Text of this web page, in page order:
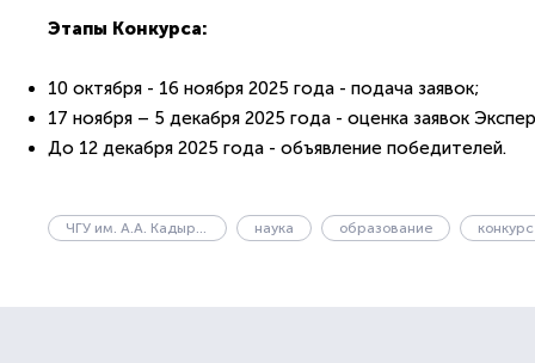
Этапы Конкурса:
10 октября - 16 ноября 2025 года - подача заявок;
17 ноября – 5 декабря 2025 года - оценка заявок
До 12 декабря 2025 года - объявление победителей.
ЧГУ им. А.А. Кадырова наука образование конкурс